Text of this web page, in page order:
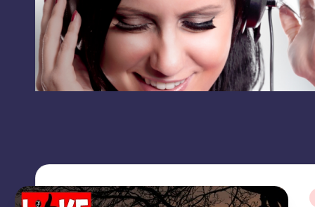
K
E
C
U
N